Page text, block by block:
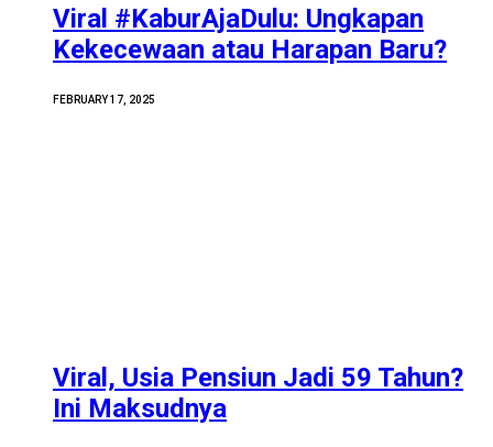
Viral #KaburAjaDulu: Ungkapan
Kekecewaan atau Harapan Baru?
FEBRUARY 17, 2025
Viral, Usia Pensiun Jadi 59 Tahun?
Ini Maksudnya